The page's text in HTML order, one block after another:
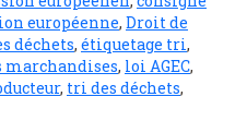
européenne, Droit de
déchets, étiquetage tri,
, loi AGEC,
, tri des déchets,